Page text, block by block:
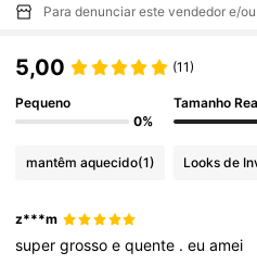
Para denunciar este vendedor e/
5,00 (11)
Pequeno
0%
Tamanho
mantêm aquecido(1) Looks de
z***m
supergrossoequente .euamei